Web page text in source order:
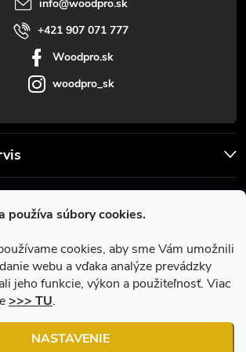
používa súbory cookies.
cookies, aby sme Vám umožnili
webu a vďaka analýze prevádzky
jeho funkcie, výkon a použiteľnosť. Viac
>>> TU.
NASTAVENIE
info@woodpro.sk
+421 907 071 777
Woodpro.sk
woodpro_sk